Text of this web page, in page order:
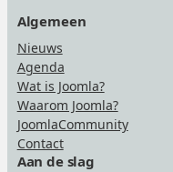
Algemeen
Nieuws
Agenda
Wat is Joomla?
Waarom Joomla?
JoomlaCommunity
Contact
Aan de slag